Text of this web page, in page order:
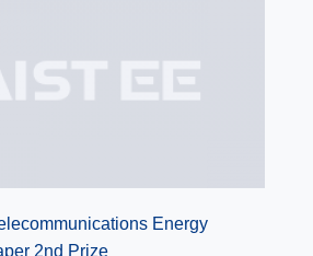
Energy
2nd Prize